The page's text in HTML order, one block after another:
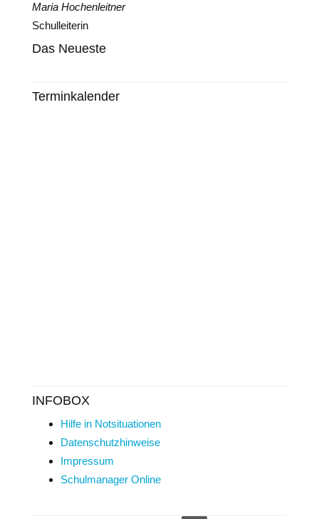
Maria Hochenleitner
Schulleiterin
Das Neueste
Terminkalender
INFOBOX
Hilfe in Notsituationen
Datenschutzhinweise
Impressum
Schulmanager Online